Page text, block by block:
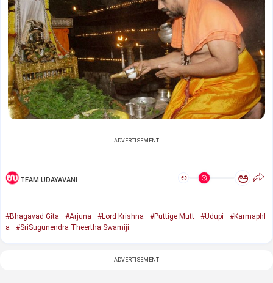
ADVERTISEMENT
TEAM UDAYAVANI ಅ ಅ
#Bhagavad Gita #Arjuna #Lord Krishna #Puttige Mutt #Udupi
#Karmaphl
a
#SriSugunendra Theertha Swamiji
ADVERTISEMENT